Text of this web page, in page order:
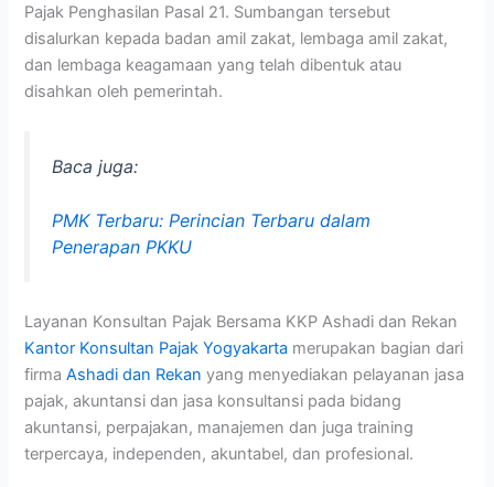
Pajak Penghasilan Pasal 21. Sumbangan tersebut
disalurkan kepada badan amil zakat, lembaga amil zakat,
dan lembaga keagamaan yang telah dibentuk atau
disahkan oleh pemerintah.
Baca juga:
PMK Terbaru: Perincian Terbaru dalam
Penerapan PKKU
Layanan Konsultan Pajak Bersama KKP Ashadi dan Rekan
Kantor Konsultan Pajak Yogyakarta merupakan bagian dari
firmaAshadi dan Rekan yang menyediakan pelayanan jasa
pajak, akuntansi dan jasa konsultansi pada bidang
akuntansi, perpajakan, manajemen dan juga training
terpercaya, independen, akuntabel, dan profesional.